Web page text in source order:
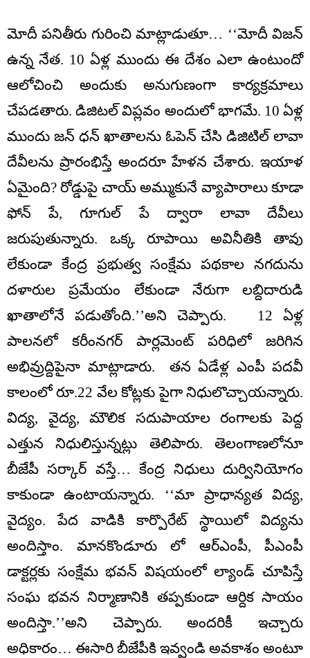
మోదీ పనితీరు గురించి మాట్లాడుతూ… ‘‘మోదీ విజన్
ఉన్న నేత. 10 ఏళ్ల ముందు ఈ దేశం ఎలా ఉంటుందో
ఆలోచించి అందుకు అనుగుణంగా కార్యక్రమాలు
చేపడతారు. డిజిటల్ విప్లవం అందులో భాగమే. 10 ఏళ్ల
ముందు జన్ ధన్ ఖాతాలను ఓపెన్ చేసి డిజిటిల్ లావా
దేవీలను ప్రారంభిస్తే అందరూ హేళన చేశారు. ఇయాళ
ఏమైంది? రోడ్డుపై చాయ్ అమ్ముకునే వ్యాపారాలు కూడా
ఫోన్ పే, గూగుల్ పే ద్వారా లావా దేవీలు
జరుపుతున్నారు. ఒక్క రూపాయి అవినీతికి తావు
లేకుండా కేంద్ర ప్రభుత్వ సంక్షేమ పథకాల నగదును
దళారుల ప్రమేయం లేకుండా నేరుగా లబ్దిదారుడి
ఖాతాలోనే పడుతోంది.’’అని చెప్పారు. 12 ఏళ్ల
పాలనలో కరీంనగర్ పార్లమెంట్ పరిధిలో జరిగిన
అభివ్రుద్దిపైనా మాట్లాడారు. తన ఏడేళ్ల ఎంపీ పదవీ
కాలంలో రూ.22 వేల కోట్లకు పైగా నిధులొచ్చాయన్నారు.
విద్య, వైద్య, మౌలిక సదుపాయాల రంగాలకు పెద్ద
ఎత్తున నిధులిస్తున్నట్లు తెలిపారు. తెలంగాణలోనూ
బీజేపీ సర్కార్ వస్తే… కేంద్ర నిధులు దుర్వినియోగం
కాకుండా ఉంటాయన్నారు. ‘‘మా ప్రాధాన్యత విద్య,
వైద్యం. పేద వాడికి కార్పొరేట్ స్థాయిలో విద్యను
అందిస్తాం. మానకొండూరు లో ఆర్ఎంపీ, పీఎంపీ
డాక్టర్లకు సంక్షేమ భవన్ విషయంలో ల్యాండ్ చూపిస్తే
సంఘ భవన నిర్మాణానికి తప్పకుండా ఆర్దిక సాయం
అందిస్తా.’’అని చెప్పారు. అందరికీ ఇచ్చారు
అధికారం… ఈసారి బీజేపీకి ఇవ్వండి అవకాశం అంటూ